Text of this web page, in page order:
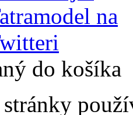
do košíka
stránky